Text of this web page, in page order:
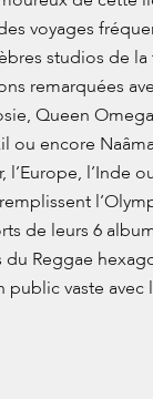
voyages
studios de
remarquées
Queen
ou encore
l’Europe, l’Inde
de leurs 6
Reggae
public vaste